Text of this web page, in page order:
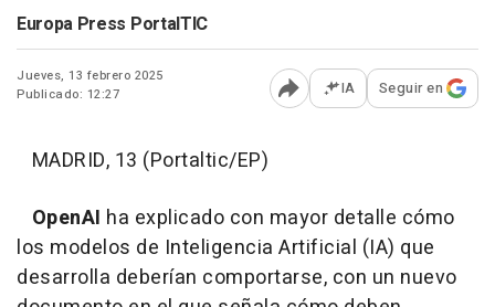
Europa Press PortalTIC
Jueves, 13 febrero 2025
Publicado: 12:27
Abrir opciones para
IA Seguir en
MADRID, 13 (Portaltic/EP)
OpenAI ha explicado con mayor detalle cómo
los modelos de Inteligencia Artificial (IA) que
desarrolla deberían comportarse, con un nuevo